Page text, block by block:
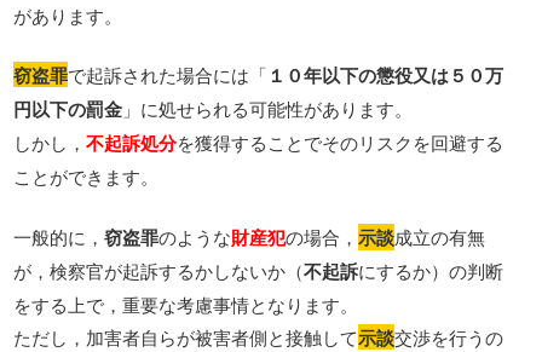
があります。
窃盗罪で起訴された場合には「 １０年以下の懲役又は５０万
円以下の罰金 」に処せられる可能性があります。
しかし，不起訴処分を獲得することでそのリスクを回避する
ことができます。
一般的に，窃盗罪のような財産犯の場合，示談成立の有無
が，検察官が起訴するかしないか（不起訴にするか）の判断
をする上で，重要な考慮事情となります。
ただし，加害者自らが被害者側と接触して示談交渉を行うの